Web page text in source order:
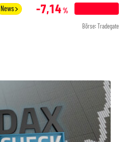
News -7,14%
Börse: Tradegate